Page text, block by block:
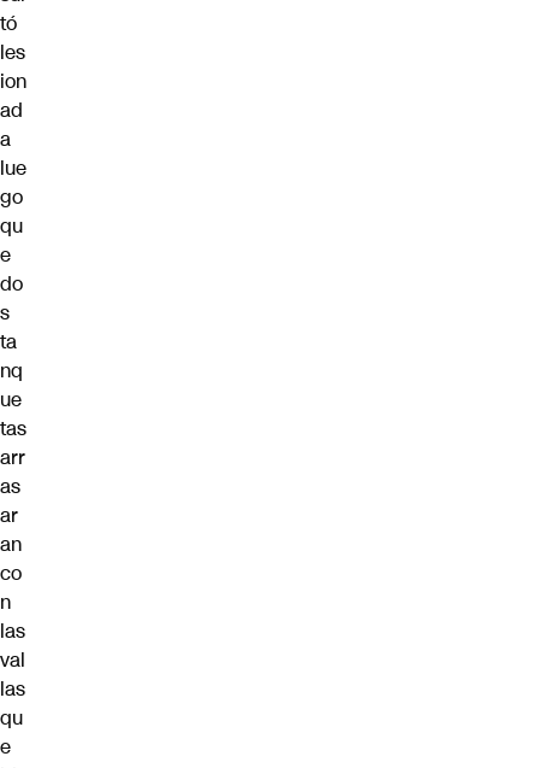
tó
les
ion
ad
a
lue
go
qu
e
do
s
ta
nq
ue
tas
arr
as
ar
an
co
n
las
val
las
qu
e